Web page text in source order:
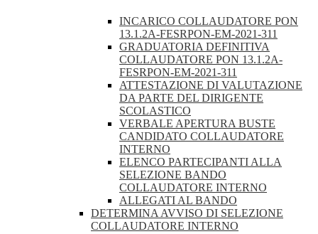
INCARICO COLLAUDATORE PON
13.1.2A-FESRPON-EM-2021-311
GRADUATORIA DEFINITIVA
COLLAUDATORE PON 13.1.2A-
FESRPON-EM-2021-311
ATTESTAZIONE DI VALUTAZIONE
DA PARTE DEL DIRIGENTE
SCOLASTICO
VERBALE APERTURA BUSTE
CANDIDATO COLLAUDATORE
INTERNO
ELENCO PARTECIPANTI ALLA
SELEZIONE BANDO
COLLAUDATORE INTERNO
ALLEGATI AL BANDO
DETERMINA AVVISO DI SELEZIONE
COLLAUDATORE INTERNO